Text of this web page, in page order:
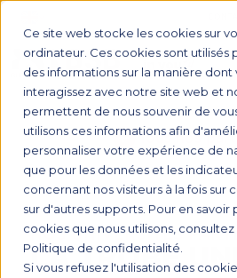
Ce site web stocke les cookies sur
ordinateur. Ces cookies sont utilisés
des informations sur la manière dont
interagissez avec notre site web et
permettent de nous souvenir de
utilisons ces informations afin
personnaliser votre expérience de
que pour les données et les
concernant nos visiteurs à la fois sur
sur d'autres supports. Pour en savoir
cookies que nous utilisons,
Politique de confidentialité.
Si vous refusez l'utilisation des
Tous nos
NOS UNIVERSITÉS
LA TROBE